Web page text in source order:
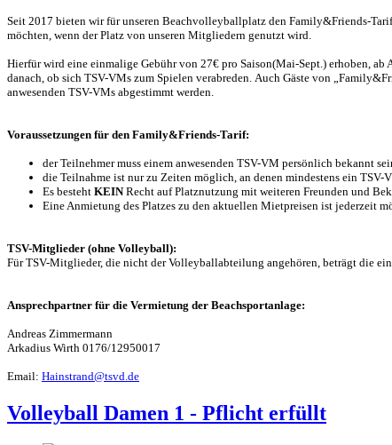
Seit 2017 bieten wir für unseren Beachvolleyballplatz den Family&Friends-
möchten, wenn der Platz von unseren Mitgliedern genutzt wird.
Hierfür wird eine einmalige Gebühr von 27€ pro Saison(Mai-Sept.) erhoben,
danach, ob sich TSV-VMs zum Spielen verabreden. Auch Gäste von
anwesenden TSV-VMs abgestimmt werden.
Voraussetzungen für den Family&Friends-Tarif:
der Teilnehmer muss einem anwesenden TSV-VM persönlich bekannt
die Teilnahme ist nur zu Zeiten möglich, an denen mindestens ein TSV-
Es besteht KEINRecht auf Platznutzung mit weiteren Freunden und
Eine Anmietung des Platzes zu den aktuellen Mietpreisen ist jederzeit
TSV-Mitglieder (ohne Volleyball):
Für TSV-Mitglieder, die nicht der Volleyballabteilung angehören, beträgt die
Ansprechpartner für die Vermietung der Beachsportanlage:
Andreas Zimmermann
Arkadius Wirth 0176/12950017
Email: Hainstrand@tsvd.de
Volleyball Damen 1 - Pflicht erfüllt